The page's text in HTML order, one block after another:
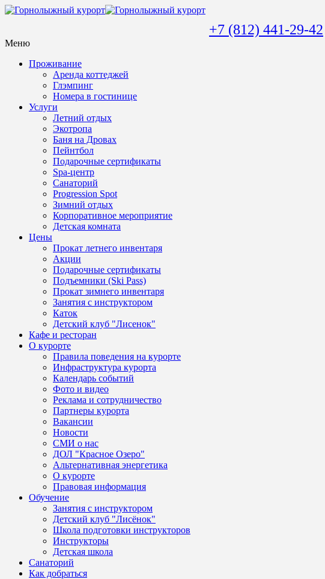
+7 (812) 441-29-42
Меню
Проживание
Аренда коттеджей
Глэмпинг
Номера в гостинице
Услуги
Летний отдых
Экотропа
Баня на Дровах
Пейнтбол
Подарочные сертификаты
Spa-центр
Санаторий
Progression Spot
Зимний отдых
Корпоративное мероприятие
Детская комната
Цены
Прокат летнего инвентаря
Акции
Подарочные сертификаты
Подъемники (Ski Pass)
Прокат зимнего инвентаря
Занятия с инструктором
Каток
Детский клуб "Лисенок"
Кафе и ресторан
О курорте
Правила поведения на курорте
Инфраструктура курорта
Календарь событий
Фото и видео
Реклама и сотрудничество
Партнеры курорта
Вакансии
Новости
СМИ о нас
ДОЛ "Красное Озеро"
Альтернативная энергетика
О курорте
Правовая информация
Обучение
Занятия с инструктором
Детский клуб "Лисёнок"
Школа подготовки инструкторов
Инструкторы
Детская школа
Санаторий
Как добраться